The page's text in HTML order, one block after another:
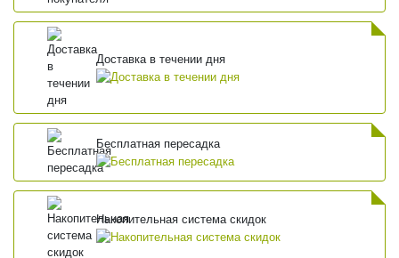
Доставка в течении дня
Бесплатная пересадка
Накопительная система скидок